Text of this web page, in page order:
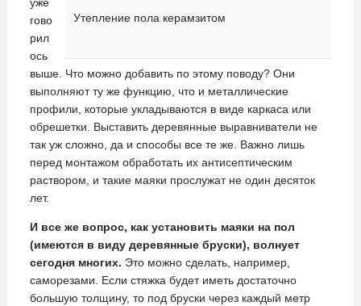
Утепление пола керамзитом
гово
рил
ось
выше. Что можно добавить по этому поводу? Они
выполняют ту же функцию, что и металлические
профили, которые укладываются в виде каркаса или
обрешетки. Выставить деревянные выравниватели не
так уж сложно, да и способы все те же. Важно лишь
перед монтажом обработать их антисептическим
раствором, и такие маяки прослужат не один десяток
лет.
И все же вопрос, как установить маяки на пол
(имеются в виду деревянные бруски), волнует
сегодня многих. Это можно сделать, например,
саморезами. Если стяжка будет иметь достаточно
большую толщину, то под бруски через каждый метр